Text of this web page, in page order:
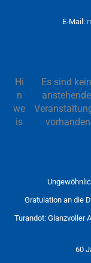
E-Mail:
Hi
n
we
is
Es sind
Gratulation an die
Turandot: Glanzvoller
60